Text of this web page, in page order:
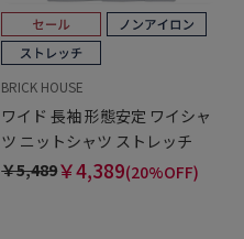
BRICK HOUSE
ワイド 長袖 形態安定 ワイシャ
ツ ニットシャツ ストレッチ
￥5,489￥4,389(20%OFF)